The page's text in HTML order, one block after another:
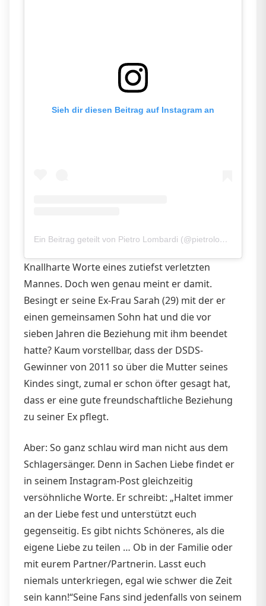
Sieh dir diesen Beitrag auf Instagram an
Ein Beitrag geteilt von Pietro Lombardi (@pietrolombardi)
Knallharte Worte eines zutiefst verletzten
Mannes. Doch wen genau meint er damit.
Besingt er seine Ex-Frau Sarah (29) mit der er
einen gemeinsamen Sohn hat und die vor
sieben Jahren die Beziehung mit ihm beendet
hatte? Kaum vorstellbar, dass der DSDS-
Gewinner von 2011 so über die Mutter seines
Kindes singt, zumal er schon öfter gesagt hat,
dass er eine gute freundschaftliche Beziehung
zu seiner Ex pflegt.
Aber: So ganz schlau wird man nicht aus dem
Schlagersänger. Denn in Sachen Liebe findet er
in seinem Instagram-Post gleichzeitig
versöhnliche Worte. Er schreibt: „Haltet immer
an der Liebe fest und unterstützt euch
gegenseitig. Es gibt nichts Schöneres, als die
eigene Liebe zu teilen … Ob in der Familie oder
mit eurem Partner/Partnerin. Lasst euch
niemals unterkriegen, egal wie schwer die Zeit
sein kann!“Seine Fans sind jedenfalls von seinem